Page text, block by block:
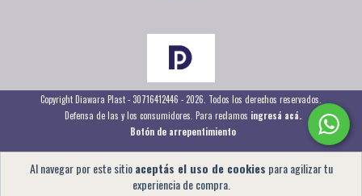
Al navegar por este sitioaceptás el uso de cookies para agilizar tu
experiencia de compra.
Copyright Diawara Plast - 30716412446 - 2026. Todos los derechos reservados.
Defensa de las y los consumidores. Para reclamos ingresá acá.
Botón de arrepentimiento